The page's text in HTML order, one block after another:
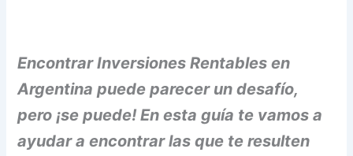
Encontrar Inversiones Rentables en
Argentina puede parecer un desafío,
pero ¡se puede! En esta guía te vamos a
ayudar a encontrar las que te resulten